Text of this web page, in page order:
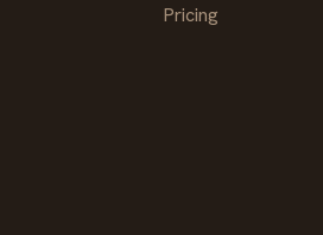
Pricing